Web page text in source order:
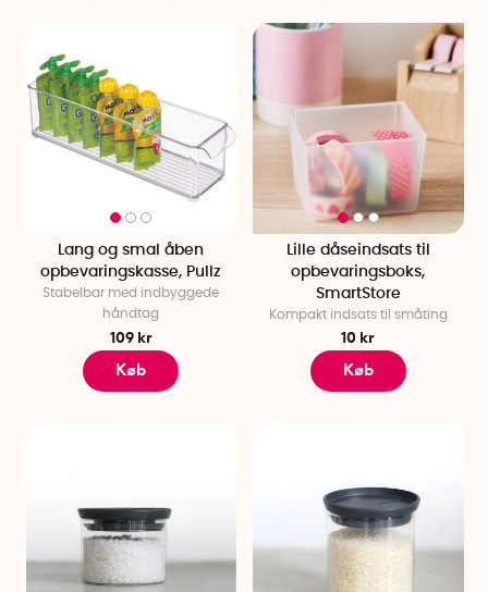
Lang og smal åben
opbevaringskasse, Pullz
Stabelbar med indbyggede
håndtag
109 kr
Køb
Lille dåseindsats til
opbevaringsboks,
SmartStore
Kompakt indsats til småting
10 kr
Køb